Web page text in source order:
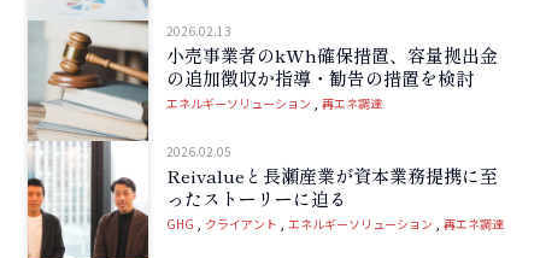
2026.02.13
小売事業者のkWh確保措置、容量拠出金
の追加徴収か指導・勧告の措置を検討
エネルギーソリューション 再エネ調達
2026.02.05
Reivalueと長瀬産業が資本業務提携に至
ったストーリーに迫る
GHG クライアント エネルギーソリューション 再エネ調達